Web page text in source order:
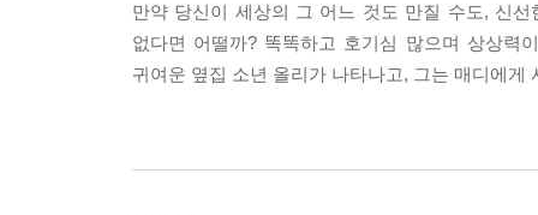
만약 당신이 세상의 그 어느 것도 만질 수도, 신
없다면 어떨까? 똑똑하고 호기심 많으며 상상
귀여운 옆집 소년 올리가 나타나고, 그는 매디에